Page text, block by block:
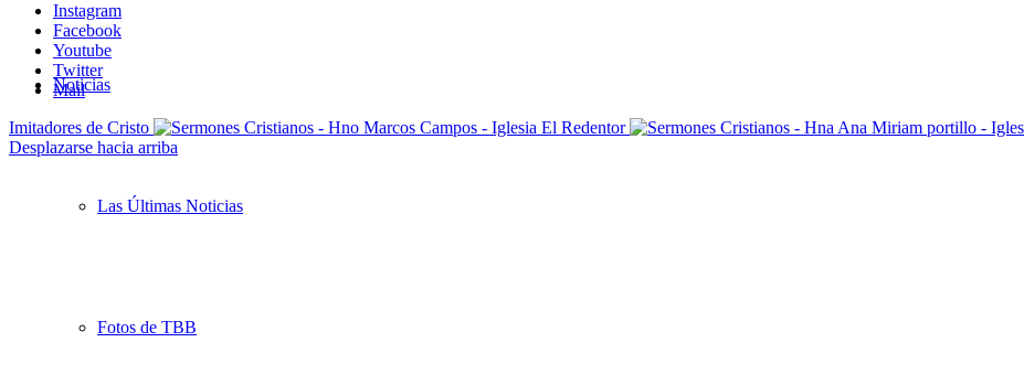
Noticias
Las Últimas Noticias
Fotos de TBB
Instagram
Facebook
Youtube
Twitter
Mail
Imitadores de Cristo
Desplazarse hacia arriba